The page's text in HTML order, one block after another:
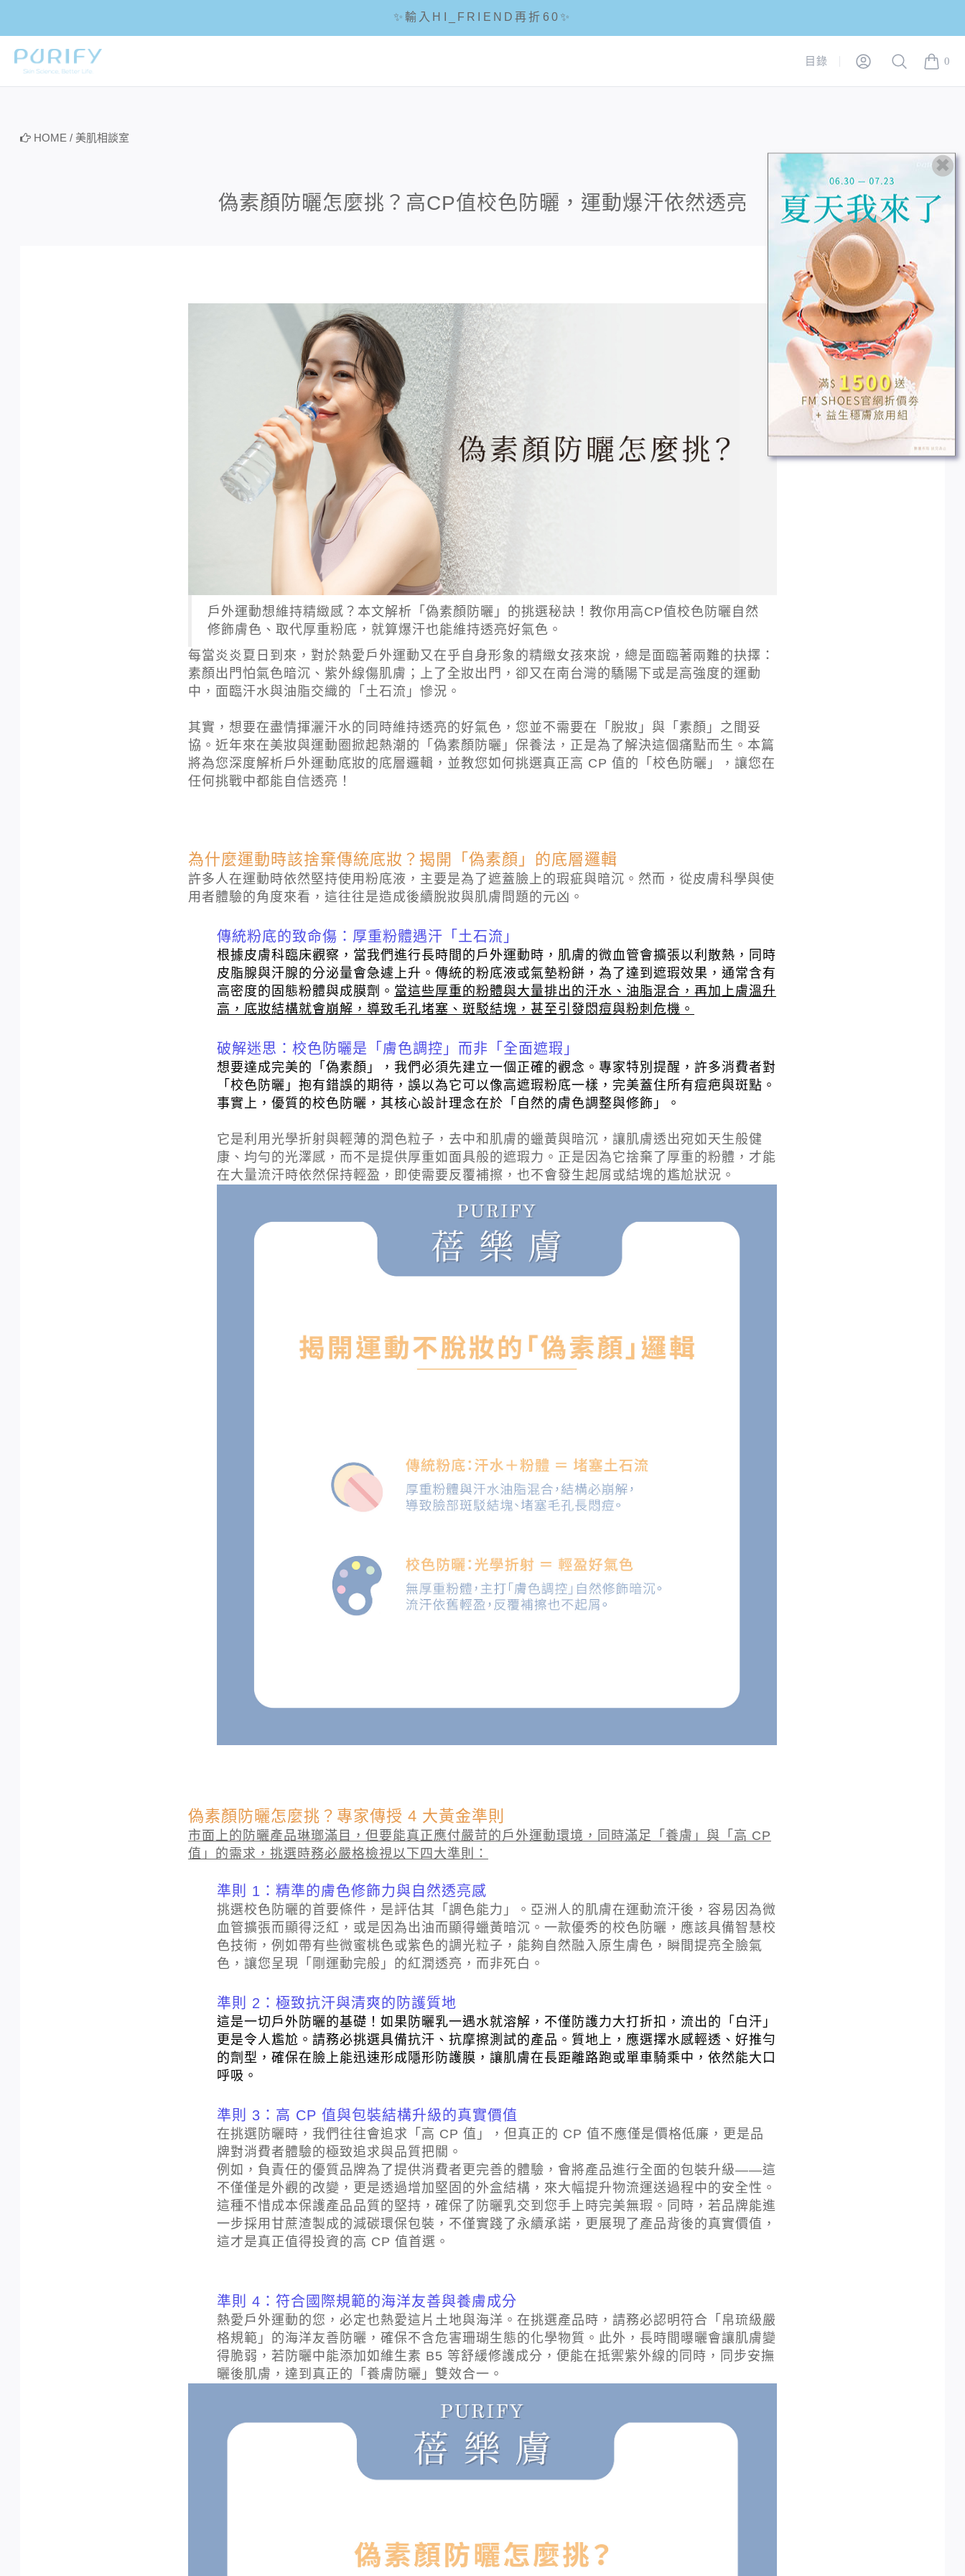
PURIFY 目錄 Login Search 0
items
✨輸入HI_FRIEND再折60✨
🌟全館滿1200免運🌟
HOME /美肌相談室
偽素顏防曬怎麼挑？高CP值校色防曬，運動爆汗依然透亮
戶外運動想維持精緻感？本文解析「偽素顏防曬」的挑選秘訣！教你用高CP值校色防曬自然
修飾膚色、取代厚重粉底，就算爆汗也能維持透亮好氣色。
每當炎炎夏日到來，對於熱愛戶外運動又在乎自身形象的精緻女孩來說，總是面臨著兩難的抉擇：
素顏出門怕氣色暗沉、紫外線傷肌膚；上了全妝出門，卻又在南台灣的驕陽下或是高強度的運動
中，面臨汗水與油脂交織的「土石流」慘況。
其實，想要在盡情揮灑汗水的同時維持透亮的好氣色，您並不需要在「脫妝」與「素顏」之間妥
協。近年來在美妝與運動圈掀起熱潮的「偽素顏防曬」保養法，正是為了解決這個痛點而生。本篇
將為您深度解析戶外運動底妝的底層邏輯，並教您如何挑選真正高 CP 值的「校色防曬」，讓您在
任何挑戰中都能自信透亮！
為什麼運動時該捨棄傳統底妝？揭開「偽素顏」的底層邏輯
許多人在運動時依然堅持使用粉底液，主要是為了遮蓋臉上的瑕疵與暗沉。然而，從皮膚科學與使
用者體驗的角度來看，這往往是造成後續脫妝與肌膚問題的元凶。
傳統粉底的致命傷：厚重粉體遇汗「土石流」
根據皮膚科臨床觀察，當我們進行長時間的戶外運動時，肌膚的微血管會擴張以利散熱，同時
皮脂腺與汗腺的分泌量會急遽上升。傳統的粉底液或氣墊粉餅，為了達到遮瑕效果，通常含有
高密度的固態粉體與成膜劑。 當這些厚重的粉體與大量排出的汗水、油脂混合，再加上膚溫升
高，底妝結構就會崩解，導致毛孔堵塞、斑駁結塊，甚至引發悶痘與粉刺危機。
破解迷思：校色防曬是「膚色調控」而非「全面遮瑕」
想要達成完美的「偽素顏」，我們必須先建立一個正確的觀念。專家特別提醒，許多消費者對
「校色防曬」抱有錯誤的期待，誤以為它可以像高遮瑕粉底一樣，完美蓋住所有痘疤與斑點。
事實上，優質的校色防曬，其核心設計理念在於「自然的膚色調整與修飾」。
它是利用光學折射與輕薄的潤色粒子，去中和肌膚的蠟黃與暗沉，讓肌膚透出宛如天生般健
康、均勻的光澤感，而不是提供厚重如面具般的遮瑕力。正是因為它捨棄了厚重的粉體，才能
在大量流汗時依然保持輕盈，即使需要反覆補擦，也不會發生起屑或結塊的尷尬狀況。
偽素顏防曬怎麼挑？專家傳授 4 大黃金準則
市面上的防曬產品琳瑯滿目，但要能真正應付嚴苛的戶外運動環境，同時滿足「養膚」與「高 CP
值」的需求，挑選時務必嚴格檢視以下四大準則：
準則 1：精準的膚色修飾力與自然透亮感
挑選校色防曬的首要條件，是評估其「調色能力」。亞洲人的肌膚在運動流汗後，容易因為微
血管擴張而顯得泛紅，或是因為出油而顯得蠟黃暗沉。一款優秀的校色防曬，應該具備智慧校
色技術，例如帶有些微蜜桃色或紫色的調光粒子，能夠自然融入原生膚色，瞬間提亮全臉氣
色，讓您呈現「剛運動完般」的紅潤透亮，而非死白。
準則 2：極致抗汗與清爽的防護質地
這是一切戶外防曬的基礎！如果防曬乳一遇水就溶解，不僅防護力大打折扣，流出的「白汗」
更是令人尷尬。請務必挑選具備抗汗、抗摩擦測試的產品。質地上，應選擇水感輕透、好推勻
的劑型，確保在臉上能迅速形成隱形防護膜，讓肌膚在長距離路跑或單車騎乘中，依然能大口
呼吸。
準則 3：高 CP 值與包裝結構升級的真實價值
在挑選防曬時，我們往往會追求「高 CP 值」，但真正的 CP 值不應僅是價格低廉，更是品
牌對消費者體驗的極致追求與品質把關。
例如，負責任的優質品牌為了提供消費者更完善的體驗，會將產品進行全面的包裝升級——這
不僅僅是外觀的改變，更是透過增加堅固的外盒結構，來大幅提升物流運送過程中的安全性。
這種不惜成本保護產品品質的堅持，確保了防曬乳交到您手上時完美無瑕。同時，若品牌能進
一步採用甘蔗渣製成的減碳環保包裝，不僅實踐了永續承諾，更展現了產品背後的真實價值，
這才是真正值得投資的高 CP 值首選。
準則 4：符合國際規範的海洋友善與養膚成分
熱愛戶外運動的您，必定也熱愛這片土地與海洋。在挑選產品時，請務必認明符合「帛琉級嚴
格規範」的海洋友善防曬，確保不含危害珊瑚生態的化學物質。此外，長時間曝曬會讓肌膚變
得脆弱，若防曬中能添加如維生素 B5 等舒緩修護成分，便能在抵禦紫外線的同時，同步安撫
曬後肌膚，達到真正的「養膚防曬」雙效合一。